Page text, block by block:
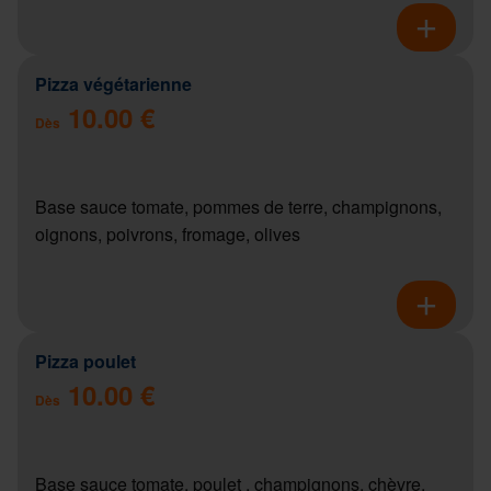
Pizza végétarienne
Dès 10.00 €
Base sauce tomate, pommes de terre, champignons,
oignons, poivrons, fromage, olives
Pizza poulet
Dès 10.00 €
Base sauce tomate, poulet , champignons, chèvre,